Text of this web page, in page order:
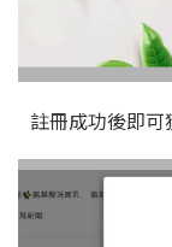
註冊成功後即